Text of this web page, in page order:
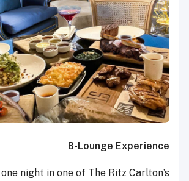
B-Lounge Experience
night in one of The Ritz Carlton’s